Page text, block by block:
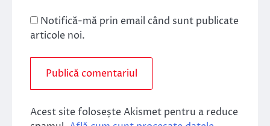
Notifică-mă prin email când sunt publicate
articole noi.
Acest site folosește Akismet pentru a reduce